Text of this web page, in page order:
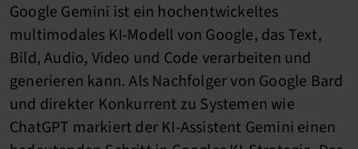
Google Gemini ist ein hochentwickeltes
multimodales KI-Modell von Google, das Text,
Bild, Audio, Video und Code verarbeiten und
generieren kann. Als Nachfolger von Google Bard
und direkter Konkurrent zu Systemen wie
ChatGPT markiert der KI-Assistent Gemini einen